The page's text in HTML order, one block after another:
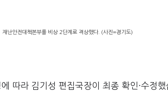
난안전대책본부를 비상 2단계로 격상했다. (사진=경기도)
따라 김기성 편집국장이 최종 확인·수정했